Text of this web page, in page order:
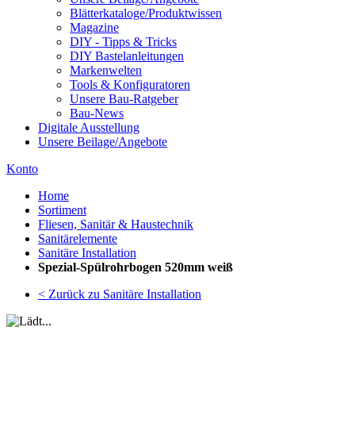
Blätterkataloge/Produktwissen
Magazine
DIY - Tipps & Tricks
DIY Bastelanleitungen
Markenwelten
Tools & Konfiguratoren
Unsere Bau-Ratgeber
Bau-News
Digitale Ausstellung
Unsere Beilage/Angebote
Konto
Home
Sortiment
Fliesen, Sanitär & Haustechnik
Sanitärelemente
Sanitäre Installation
Spezial-Spülrohrbogen 520mm weiß
< Zurück zu Sanitäre Installation